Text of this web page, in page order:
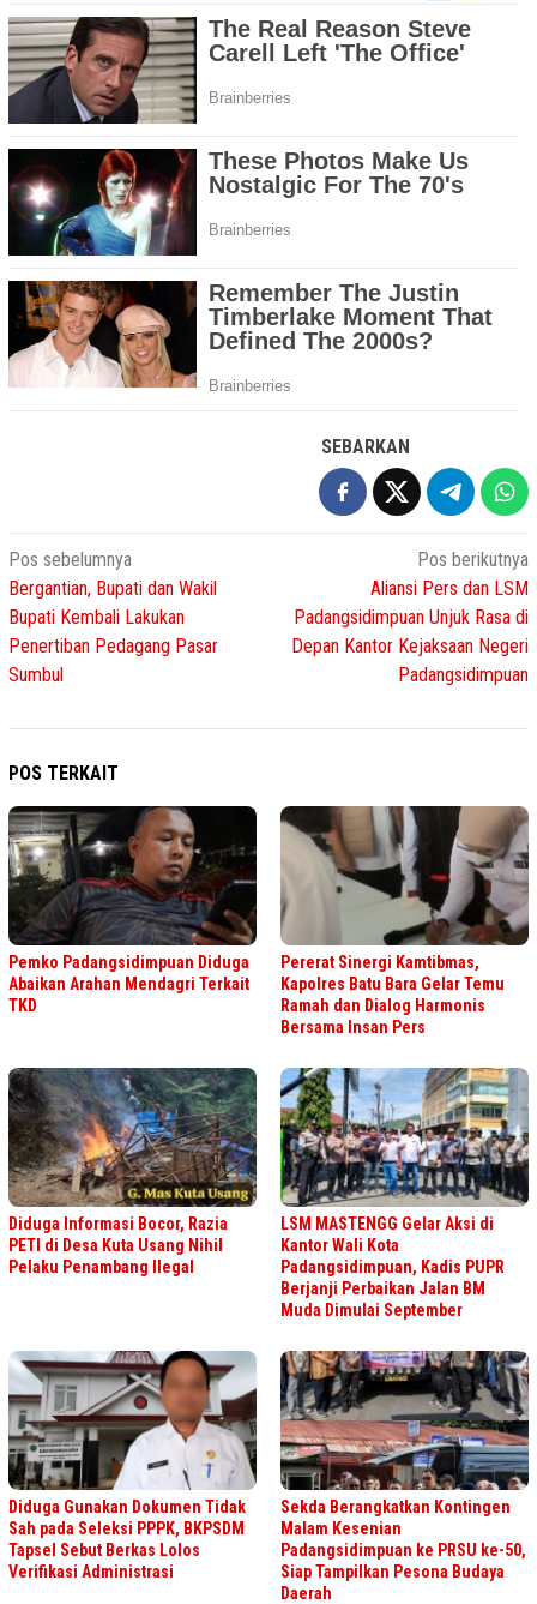
SEBARKAN
Navigasi
pos
Pos sebelumnya
Bergantian, Bupati dan Wakil
Bupati Kembali Lakukan
Penertiban Pedagang Pasar
Sumbul
Pos berikutnya
Aliansi Pers dan LSM
Padangsidimpuan Unjuk Rasa di
Depan Kantor Kejaksaan Negeri
Padangsidimpuan
POS TERKAIT
Pemko Padangsidimpuan Diduga
Abaikan Arahan Mendagri Terkait
TKD
Pererat Sinergi Kamtibmas,
Kapolres Batu Bara Gelar Temu
Ramah dan Dialog Harmonis
Bersama Insan Pers
Diduga Informasi Bocor, Razia
PETI di Desa Kuta Usang Nihil
Pelaku Penambang Ilegal
LSM MASTENGG Gelar Aksi di
Kantor Wali Kota
Padangsidimpuan, Kadis PUPR
Berjanji Perbaikan Jalan BM
Muda Dimulai September
Diduga Gunakan Dokumen Tidak
Sah pada Seleksi PPPK, BKPSDM
Tapsel Sebut Berkas Lolos
Verifikasi Administrasi
Sekda Berangkatkan Kontingen
Malam Kesenian
Padangsidimpuan ke PRSU ke-50,
Siap Tampilkan Pesona Budaya
Daerah